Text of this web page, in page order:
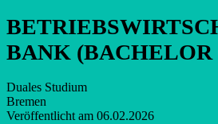
BANK (BACHELOR
Duales Studium
Bremen
Veröffentlicht am 06.02.2026